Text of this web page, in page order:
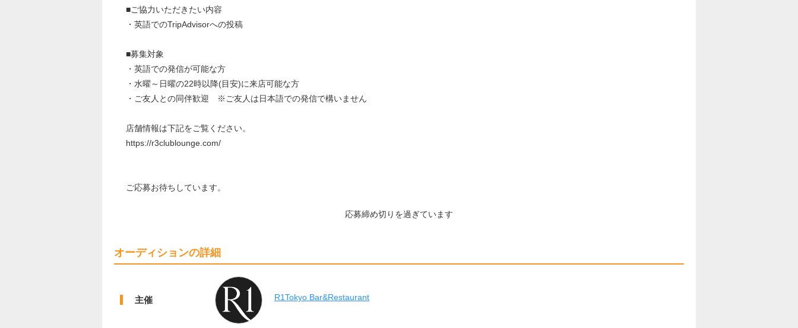
■ご協力いただきたい内容
・英語でのTripAdvisorへの投稿
■募集対象
・英語での発信が可能な方
・水曜～日曜の22時以降(目安)に来店可能な方
・ご友人との同伴歓迎 ※ご友人は日本語での発信で構いません
店舗情報は下記をご覧ください。
https://r3clublounge.com/
ご応募お待ちしています。
応募締め切りを過ぎています
オーディションの詳細
主催 R1Tokyo Bar&Restaurant